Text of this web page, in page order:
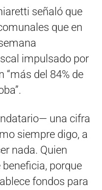
señaló que
que en
impulsado por
“más del 84% de
una cifra
siempre digo, a
nada. Quien
porque
fondos para